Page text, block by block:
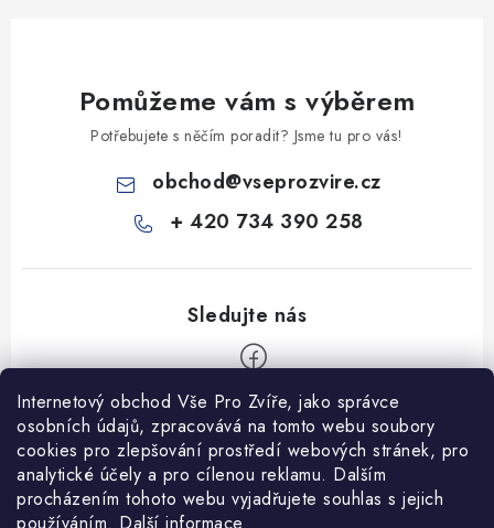
Internetový obchod Vše Pro Zvíře, jako správce
osobních údajů, zpracovává na tomto webu soubory
cookies pro zlepšování prostředí webových stránek, pro
analytické účely a pro cílenou reklamu. Dalším
procházením tohoto webu vyjadřujete souhlas s jejich
Pomůžeme vám s výběrem
Potřebujete s něčím poradit? Jsme tu pro vás!
obchod@vseprozvire.cz
+ 420 734 390 258
Informace pro Vás
Ceník dopravy